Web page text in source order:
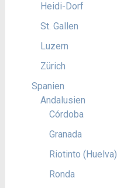
Heidi-Dorf
St. Gallen
Luzern
Zürich
Spanien
Andalusien
Córdoba
Granada
Riotinto (Huelva)
Ronda